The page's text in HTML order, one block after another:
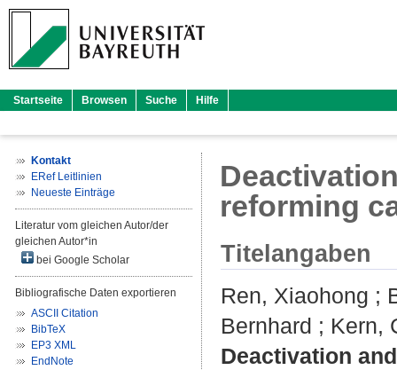
Startseite Browsen Suche Hilfe
Kontakt
ERef Leitlinien
Neueste Einträge
Literatur vom gleichen Autor/der
gleichen Autor*in
bei Google Scholar
Bibliografische Daten exportieren
ASCII Citation
BibTeX
EP3 XML
EndNote
reforming
Titelangaben
Ren, Xiaohong ;
Bernhard ; Kern,
Deactivation